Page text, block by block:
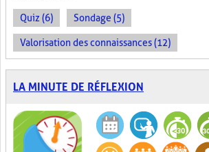
Quiz (6) Sondage (5)
Valorisation des connaissances (12)
LA MINUTE DE RÉFLEXION